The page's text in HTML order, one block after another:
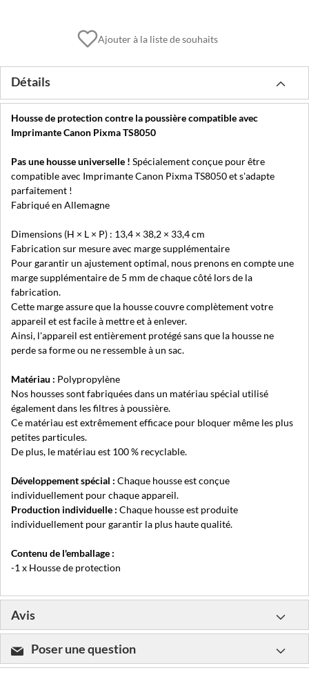
Ajouter à la liste de souhaits
Détails
Housse de protection contre la poussière compatible avec
Imprimante Canon Pixma TS8050
Pas une housse universelle ! Spécialement conçue pour être
compatible avec Imprimante Canon Pixma TS8050 et s'adapte
parfaitement !
Fabriqué en Allemagne
Dimensions (H × L × P) : 13,4 × 38,2 × 33,4 cm
Fabrication sur mesure avec marge supplémentaire
Pour garantir un ajustement optimal, nous prenons en compte une
marge supplémentaire de 5 mm de chaque côté lors de la
fabrication.
Cette marge assure que la housse couvre complètement votre
appareil et est facile à mettre et à enlever.
Ainsi, l'appareil est entièrement protégé sans que la housse ne
perde sa forme ou ne ressemble à un sac.
Matériau : Polypropylène
Nos housses sont fabriquées dans un matériau spécial utilisé
également dans les filtres à poussière.
Ce matériau est extrêmement efficace pour bloquer même les plus
petites particules.
De plus, le matériau est 100 % recyclable.
Développement spécial : Chaque housse est conçue
individuellement pour chaque appareil.
Production individuelle : Chaque housse est produite
individuellement pour garantir la plus haute qualité.
Contenu de l'emballage :
-1 x Housse de protection
Avis
Poser une question